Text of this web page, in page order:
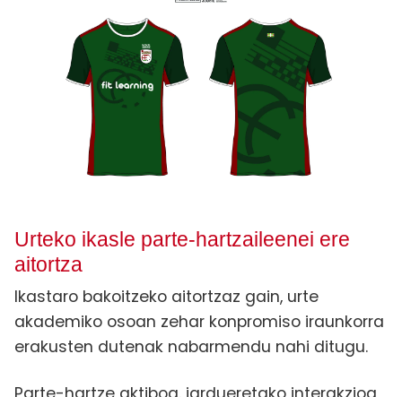
Urteko ikasle parte-hartzaileenei ere
aitortza
Ikastaro bakoitzeko aitortzaz gain, urte
akademiko osoan zehar konpromiso iraunkorra
erakusten dutenak nabarmendu nahi ditugu.